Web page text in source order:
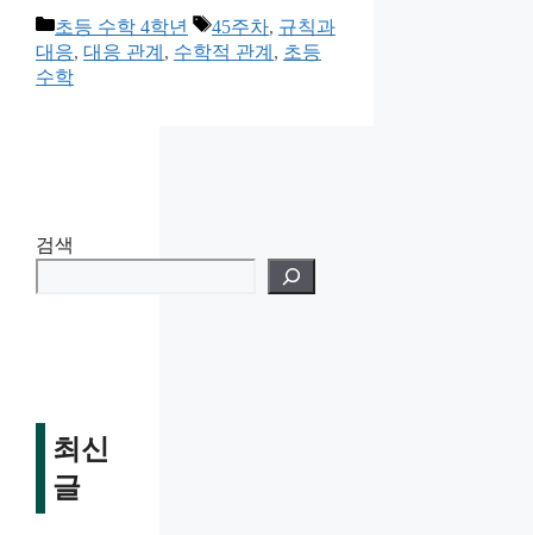
카
테
고
초등 수학 4학년
태
그
45주차, 규칙과
대응, 대응 관계 , 수학적 관계 , 초등
수학
검색
최신
글